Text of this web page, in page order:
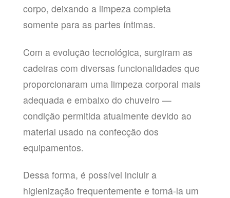
corpo, deixando a limpeza completa
somente para as partes íntimas.
Com a evolução tecnológica, surgiram as
cadeiras com diversas funcionalidades que
proporcionaram uma limpeza corporal mais
adequada e embaixo do chuveiro —
condição permitida atualmente devido ao
material usado na confecção dos
equipamentos.
Dessa forma, é possível incluir a
higienização frequentemente e torná-la um